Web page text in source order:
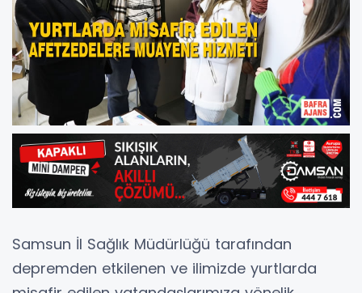
Samsun İl Sağlık Müdürlüğü tarafından
depremden etkilenen ve ilimizde yurtlarda